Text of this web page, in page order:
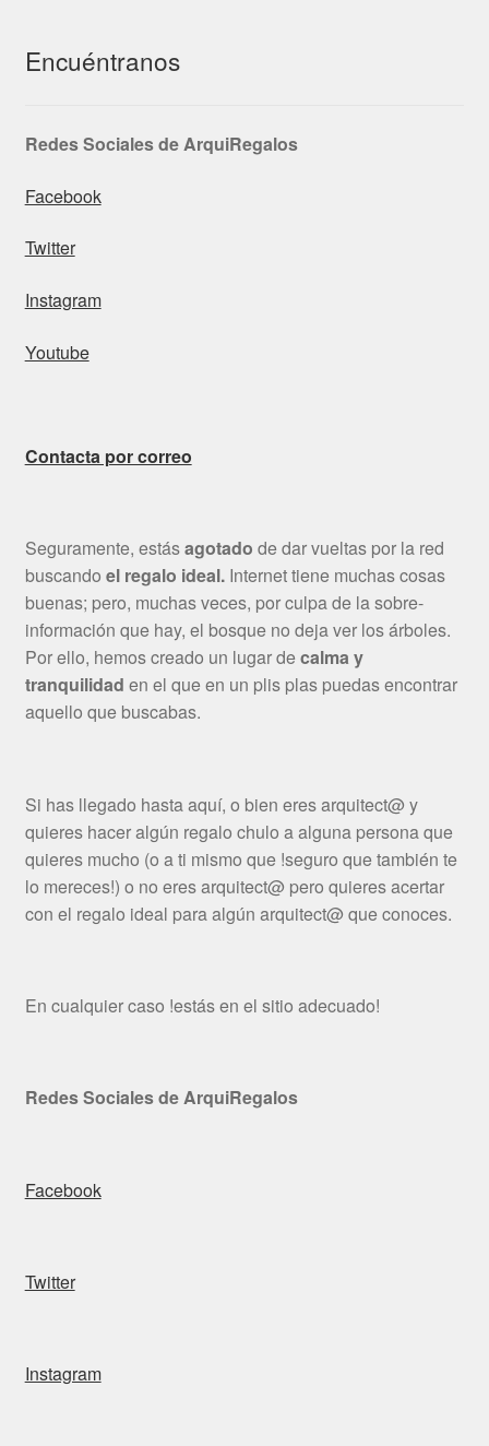
Encuéntranos
Redes Sociales de ArquiRegalos
Facebook
Twitter
Instagram
Youtube
Contacta por correo
Seguramente, estásagotado de dar vueltas por la red
buscando el regalo ideal.Internet tiene muchas cosas
buenas; pero, muchas veces, por culpa de la sobre-
información que hay, el bosque no deja ver los árboles.
Por ello, hemos creado un lugar decalma y
tranquilidad en el que en un plis plas puedas encontrar
aquello que buscabas.
Si has llegado hasta aquí, o bien eres arquitect@ y
quieres hacer algún regalo chulo a alguna persona que
quieres mucho (o a ti mismo que !seguro que también te
lo mereces!) o no eres arquitect@ pero quieres acertar
con el regalo ideal para algún arquitect@ que conoces.
En cualquier caso !estás en el sitio adecuado!
Redes Sociales de ArquiRegalos
Facebook
Twitter
Instagram